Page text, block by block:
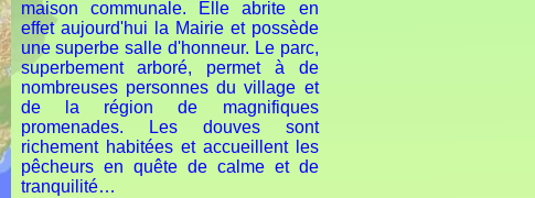
maison communale. Elle abrite en
effet aujourd'hui la Mairie et possède
une superbe salle d'honneur. Le parc,
superbement arboré, permet à de
nombreuses personnes du village et
de la région de magnifiques
promenades. Les douves sont
richement habitées et accueillent les
pêcheurs en quête de calme et de
tranquilité…